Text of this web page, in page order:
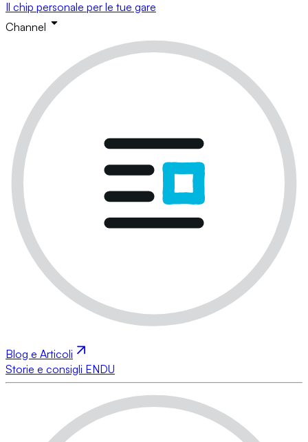
Il chip personale per le tue gare
Channel
Blog e Articoli
Storie e consigli ENDU